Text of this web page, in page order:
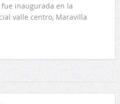
inaugurada en la
valle centro, Maravilla